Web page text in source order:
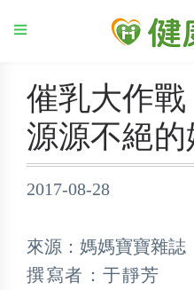
催乳大作
源源不絕的
2017-08-28
來源：媽媽寶寶雜誌
撰寫者：于靜芳